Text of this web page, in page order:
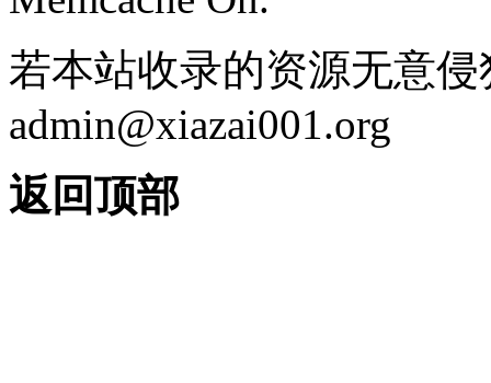
若本站收录的资源无意
admin@xiazai001.org
返回顶部